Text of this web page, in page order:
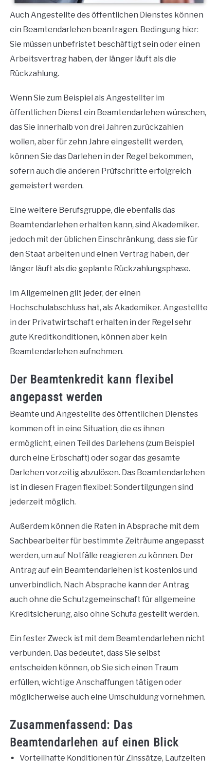
Auch Angestellte des öffentlichen Dienstes können
ein Beamtendarlehen beantragen. Bedingung hier:
Sie müssen unbefristet beschäftigt sein oder einen
Arbeitsvertrag haben, der länger läuft als die
Rückzahlung.
Wenn Sie zum Beispiel als Angestellter im
öffentlichen Dienst ein Beamtendarlehen wünschen,
das Sie innerhalb von drei Jahren zurückzahlen
wollen, aber für zehn Jahre eingestellt werden,
können Sie das Darlehen in der Regel bekommen,
sofern auch die anderen Prüfschritte erfolgreich
gemeistert werden.
Eine weitere Berufsgruppe, die ebenfalls das
Beamtendarlehen erhalten kann, sind Akademiker.
jedoch mit der üblichen Einschränkung, dass sie für
den Staat arbeiten und einen Vertrag haben, der
länger läuft als die geplante Rückzahlungsphase.
Im Allgemeinen gilt jeder, der einen
Hochschulabschluss hat, als Akademiker. Angestellte
in der Privatwirtschaft erhalten in der Regel sehr
gute Kreditkonditionen, können aber kein
Beamtendarlehen aufnehmen.
Der Beamtenkredit kann flexibel
angepasst werden
Beamte und Angestellte des öffentlichen Dienstes
kommen oft in eine Situation, die es ihnen
ermöglicht, einen Teil des Darlehens (zum Beispiel
durch eine Erbschaft) oder sogar das gesamte
Darlehen vorzeitig abzulösen. Das Beamtendarlehen
ist in diesen Fragen flexibel: Sondertilgungen sind
jederzeit möglich.
Außerdem können die Raten in Absprache mit dem
Sachbearbeiter für bestimmte Zeiträume angepasst
werden, um auf Notfälle reagieren zu können. Der
Antrag auf ein Beamtendarlehen ist kostenlos und
unverbindlich. Nach Absprache kann der Antrag
auch ohne die Schutzgemeinschaft für allgemeine
Kreditsicherung, also ohne Schufa gestellt werden.
Ein fester Zweck ist mit dem Beamtendarlehen nicht
verbunden. Das bedeutet, dass Sie selbst
entscheiden können, ob Sie sich einen Traum
erfüllen, wichtige Anschaffungen tätigen oder
möglicherweise auch eine Umschuldung vornehmen.
Zusammenfassend: Das
Beamtendarlehen auf einen Blick
Vorteilhafte Konditionen für Zinssätze, Laufzeiten